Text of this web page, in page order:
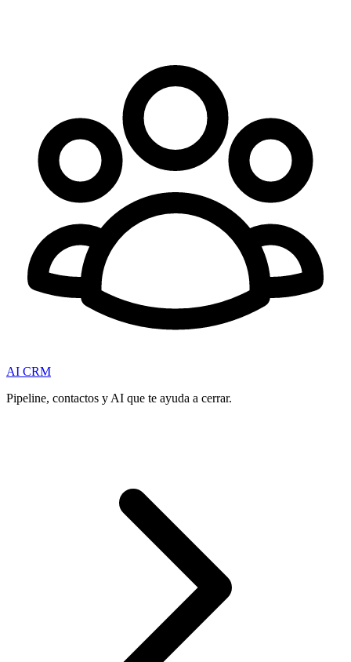
AI CRM
Pipeline, contactos y AI que te ayuda a cerrar.